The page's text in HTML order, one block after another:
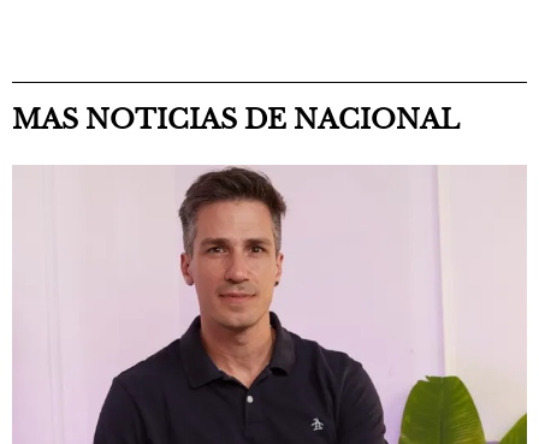
MAS NOTICIAS DE NACIONAL